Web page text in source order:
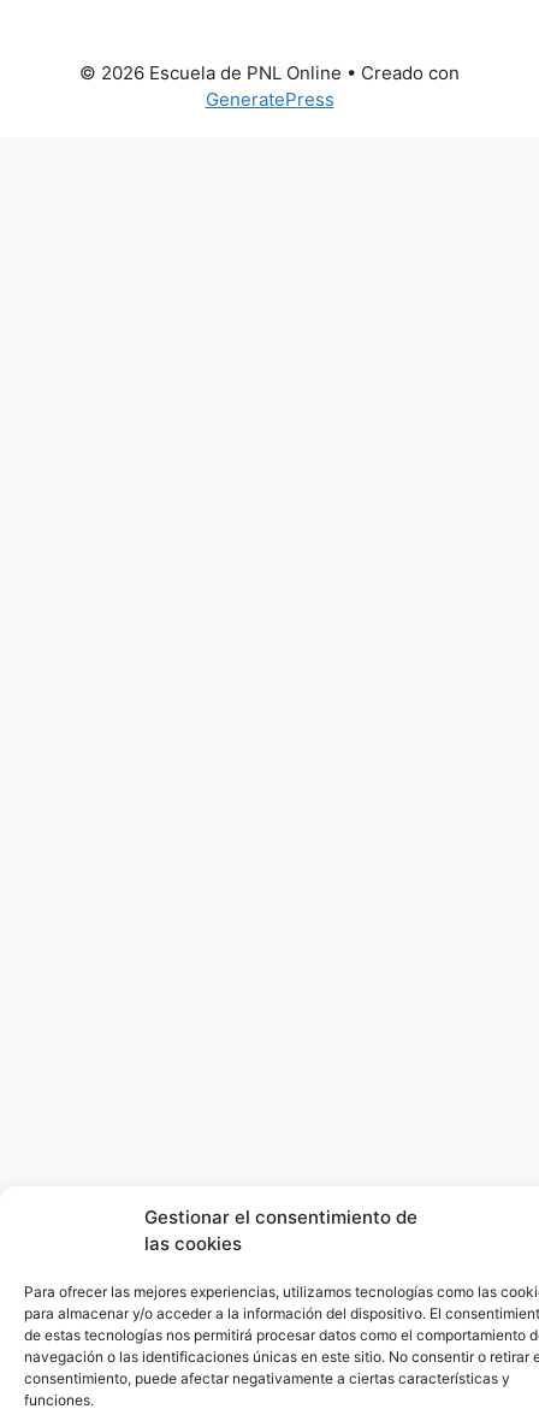
Gestionar el consentimiento de
las cookies
Para ofrecer las mejores experiencias, utilizamos tecnologías como las
para almacenar y/o acceder a la información del dispositivo. El
de estas tecnologías nos permitirá procesar datos como el comportamiento
navegación o las identificaciones únicas en este sitio. No consentir o retirar
consentimiento, puede afectar negativamente a ciertas características y
funciones.
© 2026 Escuela de PNL Online • Creado con
GeneratePress